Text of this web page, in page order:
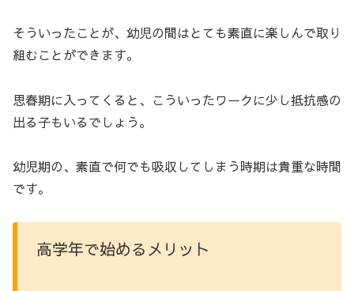
そういったことが、幼児の間はとても素直に楽しんで取り
組むことができます。
思春期に入ってくると、こういったワークに少し抵抗感の
出る子もいるでしょう。
幼児期の、素直で何でも吸収してしまう時期は貴重な時間
です。
高学年で始めるメリット